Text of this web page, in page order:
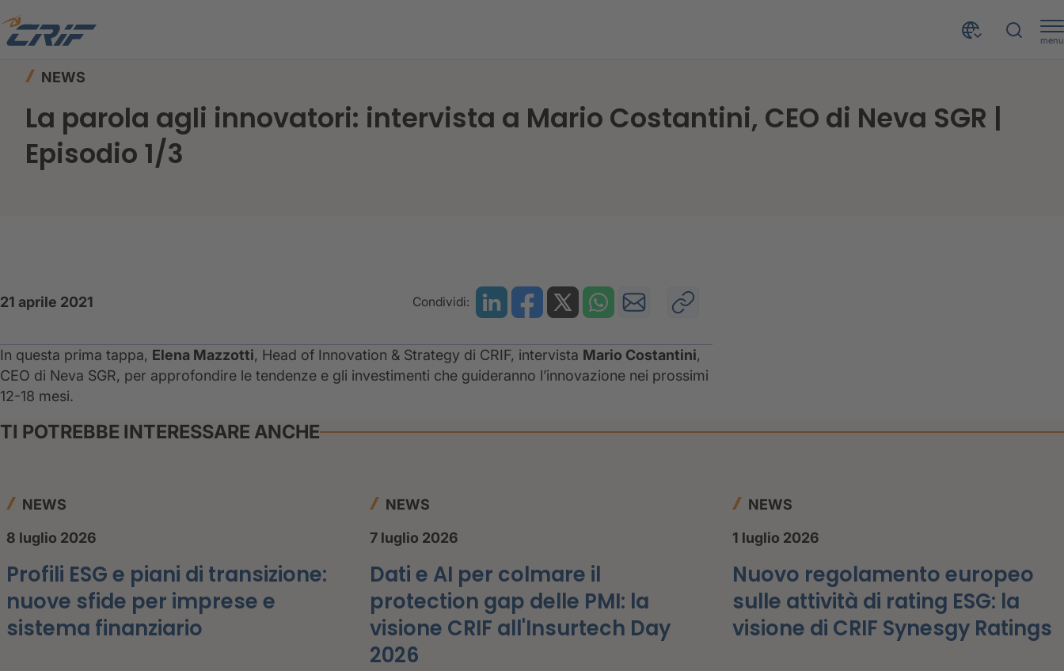
menu
Home
NEWS
La parola agli innovatori: intervista a Mario Costantini, CEO di Neva SGR |
Episodio 1/3
21 aprile 2021 Condividi:
In questa prima tappa, Elena Mazzotti, Head of Innovation & Strategy di CRIF, intervista Mario Costantini,
CEO di Neva SGR, per approfondire le tendenze e gli investimenti che guideranno l’innovazione nei prossimi
12-18 mesi.
TI POTREBBE INTERESSARE ANCHE
NEWS
8 luglio 2026
Profili ESG e piani di transizione:
nuove sfide per imprese e
sistema finanziario
NEWS
7 luglio 2026
Dati e AI per colmare il
protection gap delle PMI: la
visione CRIF all'Insurtech Day
2026
NEWS
1 luglio 2026
Nuovo regolamento europeo
sulle attività di rating ESG: la
visione di CRIF Synesgy Ratings